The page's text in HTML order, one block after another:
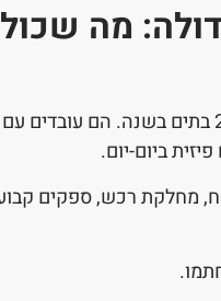
מה
קבלן קטן הוא בדרך כלל יחיד או שותפות קטנה
ביום-יום.